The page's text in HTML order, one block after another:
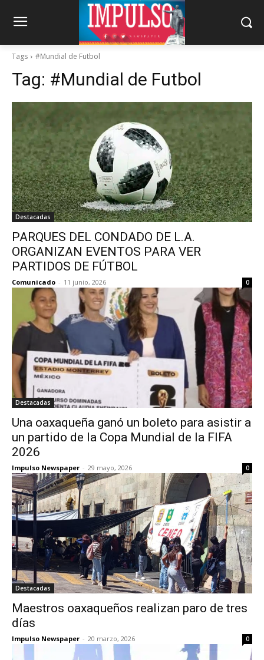
Tags #Mundial de Futbol
Tag: #Mundial de Futbol
Destacadas
PARQUES DEL CONDADO DE L.A.
ORGANIZAN EVENTOS PARA VER
PARTIDOS DE FÚTBOL
Comunicado - 11 junio, 2026 0
Destacadas
Una oaxaqueña ganó un boleto para asistir a
un partido de la Copa Mundial de la FIFA
2026
Impulso Newspaper - 29 mayo, 2026 0
Destacadas
Maestros oaxaqueños realizan paro de tres
días
Impulso Newspaper - 20 marzo, 2026 0